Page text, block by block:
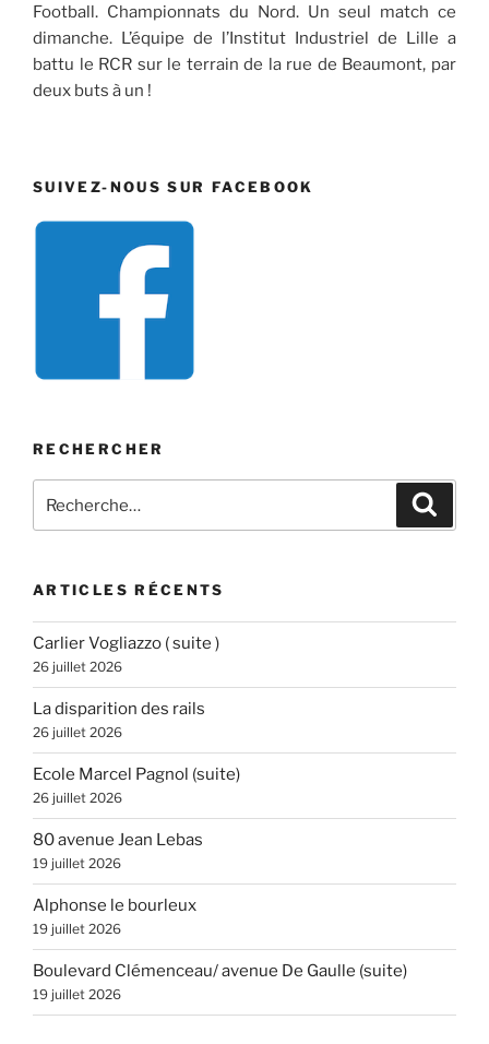
Football. Championnats du Nord. Un seul match ce
dimanche. L’équipe de l’Institut Industriel de Lille a
battu le RCR sur le terrain de la rue de Beaumont, par
deux buts à un !
SUIVEZ-NOUS SUR FACEBOOK
RECHERCHER
pour
ARTICLES RÉCENTS
Carlier Vogliazzo ( suite )
26 juillet 2026
La disparition des rails
26 juillet 2026
Ecole Marcel Pagnol (suite)
26 juillet 2026
80 avenue Jean Lebas
19 juillet 2026
Alphonse le bourleux
19 juillet 2026
Boulevard Clémenceau/ avenue De Gaulle (suite)
19 juillet 2026